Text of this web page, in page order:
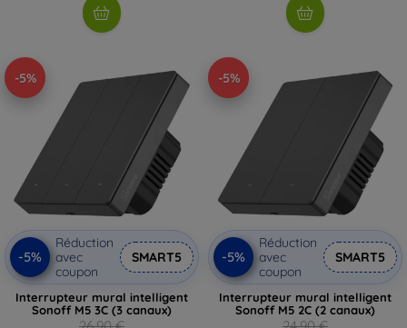
-5%
-5%
Réduction
avec
coupon
SMART5
Interrupteur mural intelligent
Sonoff M5 3C (3 canaux)
-5%
-5%
Réduction
avec
coupon
SMART5
Interrupteur mural intelligent
Sonoff M5 2C (2 canaux)